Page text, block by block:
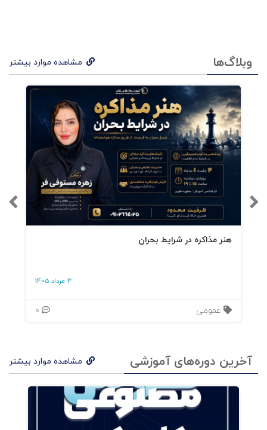
وبلاگ‌ها مشاهده موارد بیشتر
هنر مذاکره در شرایط بحران
3 مرداد 1405
عمومی
آخرین دوره‌های آموزشی مشاهده موارد بیشتر